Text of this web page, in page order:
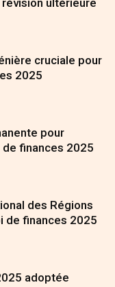
ultérieure
cruciale pour
2025
pour
finances 2025
des Régions
de finances 2025
adoptée